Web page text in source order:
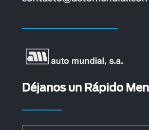
Déjanos un Rápido